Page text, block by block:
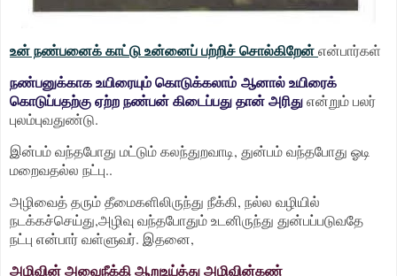
உன் நண்பனைக் காட்டு உன்னைப் பற்றிச் சொல்கிறேன்என்பார்கள்
நண்பனுக்காக உயிரையும் கொடுக்கலாம் ஆனால் உயிரைக்
கொடுப்பதற்கு ஏற்ற நண்பன் கிடைப்பது தான் அரிதுஎன்றும் பலர்
புலம்புவதுண்டு.
இன்பம் வந்தபோது மட்டும் கலந்துறவாடி, துன்பம் வந்தபோது ஓடி
மறைவதல்ல நட்பு..
அழிவைத் தரும் தீமைகளிலிருந்து நீக்கி, நல்ல வழியில்
நடக்கச்செய்து,அழிவு வந்தபோதும் உடனிருந்து துன்பப்படுவதே
நட்பு என்பார் வள்ளுவர். இதனை,
அழிவின் அவைநீக்கி ஆறுஉய்த்து அழிவின்கண்